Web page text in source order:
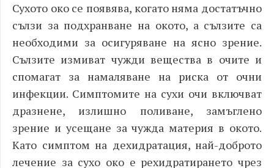
Сухото око се появява, когато няма достатъчно
сълзи за подхранване на окото, а сълзите са
необходими за осигуряване на ясно зрение.
Сълзите измиват чужди вещества в очите и
спомагат за намаляване на риска от очни
инфекции. Симптомите на сухи очи включват
дразнене, излишно поливане, замъглено
зрение и усещане за чужда материя в окото.
Като симптом на дехидратация, най-доброто
лечение за сухо око е рехидратирането чрез